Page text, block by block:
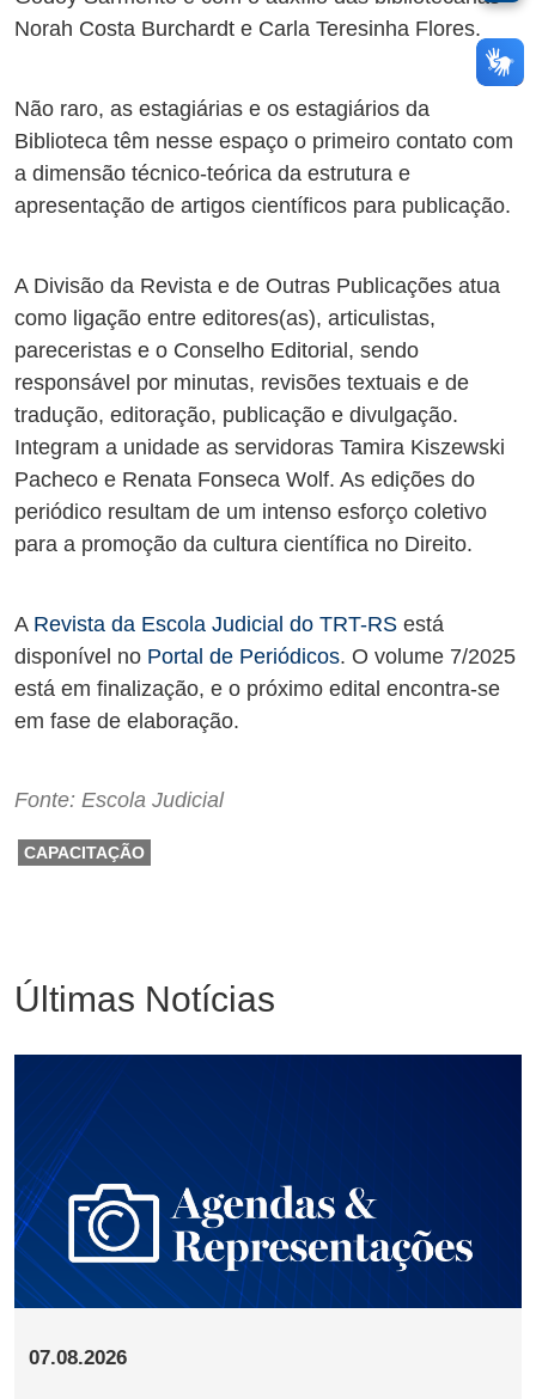
Norah Costa Burchardt e Carla Teresinha Flores.
Não raro, as estagiárias e os estagiários da
Biblioteca têm nesse espaço o primeiro contato com
a dimensão técnico-teórica da estrutura e
apresentação de artigos científicos para publicação.
A Divisão da Revista e de Outras Publicações atua
como ligação entre editores(as), articulistas,
pareceristas e o Conselho Editorial, sendo
responsável por minutas, revisões textuais e de
tradução, editoração, publicação e divulgação.
Integram a unidade as servidoras Tamira Kiszewski
Pacheco e Renata Fonseca Wolf. As edições do
periódico resultam de um intenso esforço coletivo
para a promoção da cultura científica no Direito.
A Revista da Escola Judicial do TRT-RS está
disponível no Portal de Periódicos. O volume 7/2025
está em finalização, e o próximo edital encontra-se
em fase de elaboração.
Fonte: Escola Judicial
CAPACITAÇÃO
Últimas Notícias
07.08.2026